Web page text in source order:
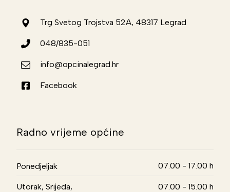
Trg Svetog Trojstva 52A, 48317 Legrad
048/835-051
info@opcinalegrad.hr
Facebook
Radno vrijeme općine
Ponedjeljak 07.00 - 17.00 h
Utorak, Srijeda,
07.00 - 15.00 h